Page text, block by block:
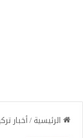
الرئيسية/أخبار